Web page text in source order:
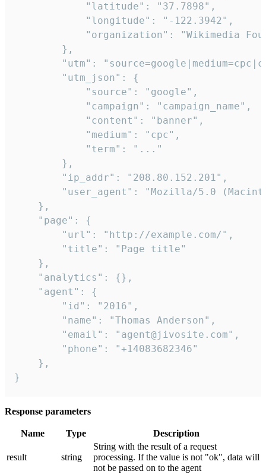
            "latitude": "37.7898",
            "longitude": "-122.3942",
"organization": "Wikimedia
        },
"utm":
        "utm_json": {
            "source": "google",
            "campaign": "campaign_name",
            "content": "banner",
            "medium": "cpc",
            "term": "..."
        },
        "ip_addr": "208.80.152.201",
"user_agent": "Mozilla/5.0
    },
    "page": {
        "url": "http://example.com/",
        "title": "Page title"
    },
    "analytics": {},
    "agent": {
        "id": "2016",
        "name": "Thomas Anderson",
        "email": "agent@jivosite.com",
        "phone": "+14083682346"
    },
}
Response parameters
Name Type Description
result string
String with the result of a request
processing. If the value is not "ok", data will
not be passed on to the agent